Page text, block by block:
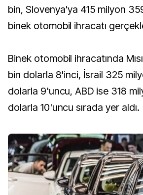
bin, Slovenya'ya 415 milyon
binek otomobil ihracatı
Binek otomobil ihracatında
bin dolarla 8'inci, İsrail 325
dolarla 9'uncu, ABD ise 318
dolarla 10'uncu sırada yer aldı.